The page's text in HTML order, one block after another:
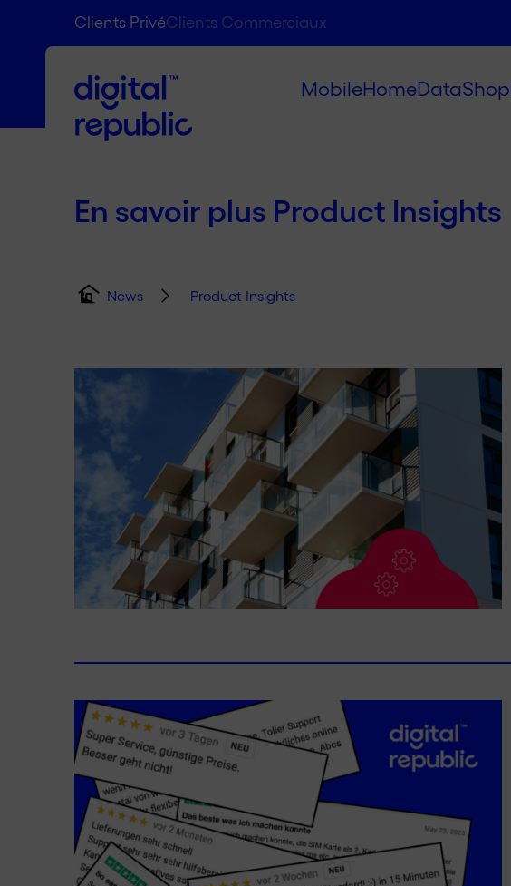
Clients PrivéClients Commerciaux
MobileHomeDataShop
En savoir plus Product Insights
News Product Insights